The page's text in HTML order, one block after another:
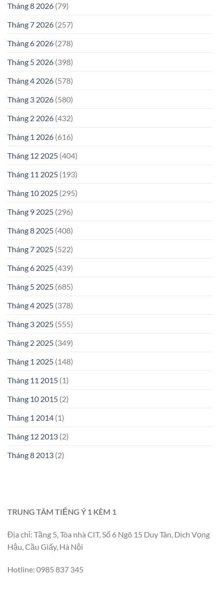
Tháng 8 2026 (79)
Tháng 7 2026 (257)
Tháng 6 2026 (278)
Tháng 5 2026 (398)
Tháng 4 2026 (578)
Tháng 3 2026 (580)
Tháng 2 2026 (432)
Tháng 1 2026 (616)
Tháng 12 2025 (404)
Tháng 11 2025 (193)
Tháng 10 2025 (295)
Tháng 9 2025 (296)
Tháng 8 2025 (408)
Tháng 7 2025 (522)
Tháng 6 2025 (439)
Tháng 5 2025 (685)
Tháng 4 2025 (378)
Tháng 3 2025 (555)
Tháng 2 2025 (349)
Tháng 1 2025 (148)
Tháng 11 2015 (1)
Tháng 10 2015 (2)
Tháng 1 2014 (1)
Tháng 12 2013 (2)
Tháng 8 2013 (2)
TRUNG TÂM TIẾNG Ý 1 KÈM 1
Địa chỉ: Tầng 5, Tòa nhà CIT, Số 6 Ngõ 15 Duy Tân, Dịch Vọng
Hậu, Cầu Giấy, Hà Nội
Hotline: 0985 837 345